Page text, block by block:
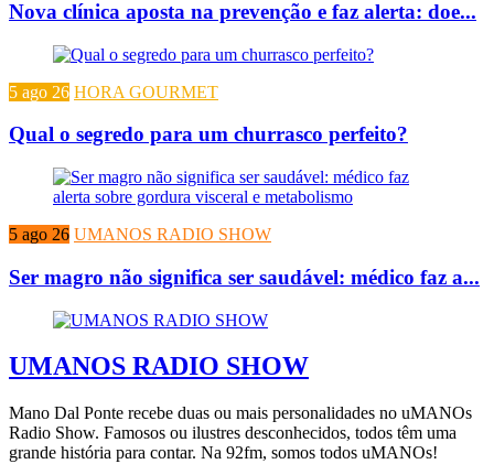
Nova clínica aposta na prevenção e faz alerta: doe...
5 ago 26 HORA GOURMET
Qual o segredo para um churrasco perfeito?
5 ago 26 UMANOS RADIO SHOW
Ser magro não significa ser saudável: médico faz a...
UMANOS RADIO SHOW
Mano Dal Ponte recebe duas ou mais personalidades no uMANOs
Radio Show. Famosos ou ilustres desconhecidos, todos têm uma
grande história para contar. Na 92fm, somos todos uMANOs!